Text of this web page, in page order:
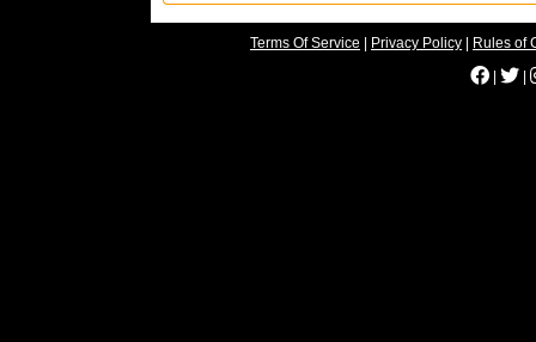
Terms Of Service Privacy Policy
Rules of